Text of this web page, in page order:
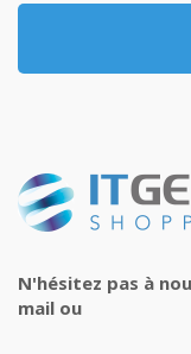
N'hésitez pas à
mail ou